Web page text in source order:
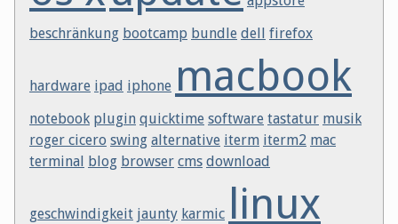
beschränkung bootcamp bundle dell firefox
hardware ipad iphone macbook
notebook plugin quicktime software tastatur musik
roger cicero swing alternative iterm iterm2 mac
terminal
blog browser cms download
geschwindigkeit jaunty karmic linux